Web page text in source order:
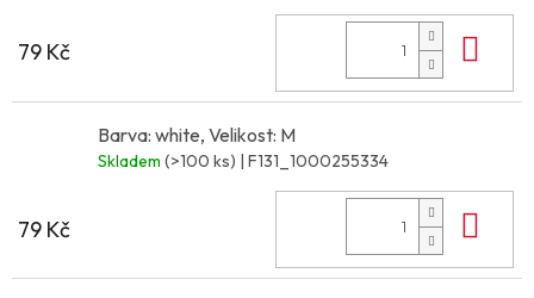
79 Kč
Barva: white, Velikost: M
Skladem (>100 ks) | F131_1000255334
79 Kč